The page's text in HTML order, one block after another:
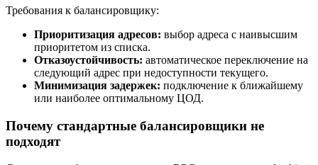
Требования к балансировщику:
Приоритизация адресов: выбор адреса с наивысшим
приоритетом из списка.
Отказоустойчивость: автоматическое переключение на
следующий адрес при недоступности текущего.
Минимизация задержек: подключение к ближайшему
или наиболее оптимальному ЦОД.
Почему стандартные балансировщики не
подходят